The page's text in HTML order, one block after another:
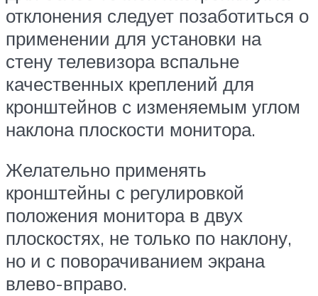
отклонения следует позаботиться о
применении для установки на
стену телевизора вспальне
качественных креплений для
кронштейнов с изменяемым углом
наклона плоскости монитора.
Желательно применять
кронштейны с регулировкой
положения монитора в двух
плоскостях, не только по наклону,
но и с поворачиванием экрана
влево-вправо.